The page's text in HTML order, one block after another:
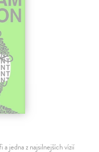
jedna z najsilnejších vízií